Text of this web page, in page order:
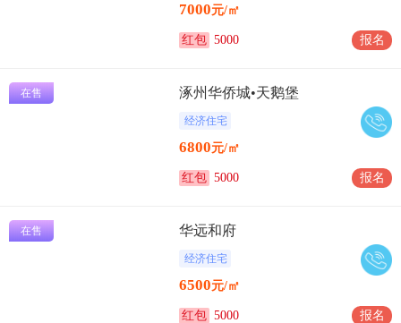
7000元/㎡
红包 5000 报名
在售 涿州华侨城•天鹅堡
经济住宅
6800元/㎡
红包 5000 报名
在售 华远和府
经济住宅
6500元/㎡
红包 5000 报名